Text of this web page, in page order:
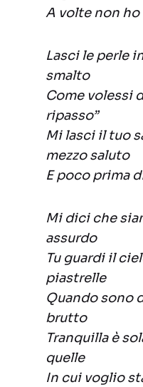
A volte non
Lasci le perle
smalto
Come volessi
ripasso”
Mi lasci il tuo
mezzo saluto
E poco prima
Mi dici che
assurdo
Tu guardi il
piastrelle
Quando sono
brutto
Tranquilla è
quelle
In cui voglio